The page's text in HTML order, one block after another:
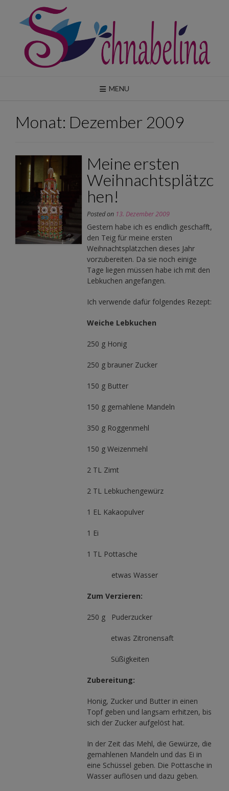
content
MENU
Monat: Dezember 2009
Meine ersten
Weihnachtsplätzc
hen!
Posted on 13. Dezember 2009
Gestern habe ich es endlich geschafft,
den Teig für meine ersten
Weihnachtsplätzchen dieses Jahr
vorzubereiten. Da sie noch einige
Tage liegen müssen habe ich mit den
Lebkuchen angefangen.
Ich verwende dafür folgendes Rezept:
Weiche Lebkuchen
250 g Honig
250 g brauner Zucker
150 g Butter
150 g gemahlene Mandeln
350 g Roggenmehl
150 g Weizenmehl
2 TL Zimt
2 TL Lebkuchengewürz
1 EL Kakaopulver
1 Ei
1 TL Pottasche
etwas Wasser
Zum Verzieren:
250 g Puderzucker
etwas Zitronensaft
Süßigkeiten
Zubereitung:
Honig, Zucker und Butter in einen
Topf geben und langsam erhitzen, bis
sich der Zucker aufgelöst hat.
In der Zeit das Mehl, die Gewürze, die
gemahlenen Mandeln und das Ei in
eine Schüssel geben. Die Pottasche in
Wasser auflösen und dazu geben.